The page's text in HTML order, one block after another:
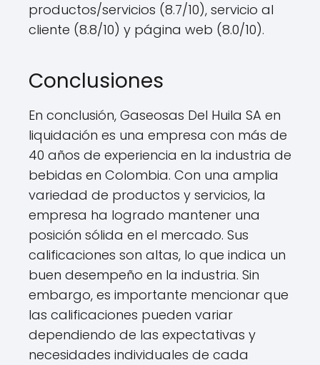
productos/servicios (8.7/10), servicio al
cliente (8.8/10) y página web (8.0/10).
Conclusiones
En conclusión, Gaseosas Del Huila SA en
liquidación es una empresa con más de
40 años de experiencia en la industria de
bebidas en Colombia. Con una amplia
variedad de productos y servicios, la
empresa ha logrado mantener una
posición sólida en el mercado. Sus
calificaciones son altas, lo que indica un
buen desempeño en la industria. Sin
embargo, es importante mencionar que
las calificaciones pueden variar
dependiendo de las expectativas y
necesidades individuales de cada